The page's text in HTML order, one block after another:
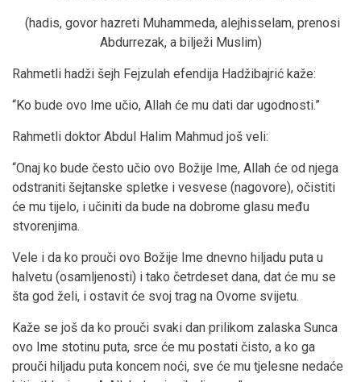
(hadis, govor hazreti Muhammeda, alejhisselam, prenosi
Abdurrezak, a bilježi Muslim)
Rahmetli hadži šejh Fejzulah efendija Hadžibajrić kaže:
“Ko bude ovo Ime učio, Allah će mu dati dar ugodnosti.”
Rahmetli doktor Abdul Halim Mahmud još veli:
“Onaj ko bude često učio ovo Božije Ime, Allah će od njega
odstraniti šejtanske spletke i vesvese (nagovore), očistiti
će mu tijelo, i učiniti da bude na dobrome glasu među
stvorenjima.
Vele i da ko prouči ovo Božije Ime dnevno hiljadu puta u
halvetu (osamljenosti) i tako četrdeset dana, dat će mu se
šta god želi, i ostavit će svoj trag na Ovome svijetu.
Kaže se još da ko prouči svaki dan prilikom zalaska Sunca
ovo Ime stotinu puta, srce će mu postati čisto, a ko ga
prouči hiljadu puta koncem noći, sve će mu tjelesne nedaće